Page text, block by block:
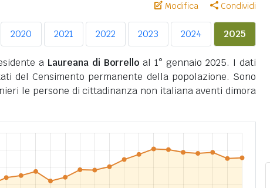
Modifica Condividi
2020 2021 2022 2023 2024 2025
a Laureana di Borrello al 1° gennaio 2025. I dati
del Censimento permanente della popolazione. Sono
le persone di cittadinanza non italiana aventi dimora